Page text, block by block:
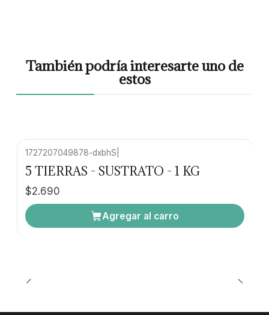
También podría interesarte uno de
estos
1727207049878-dxbhS
5 TIERRAS - SUSTRATO - 1 KG
$2.690
Agregar al carro